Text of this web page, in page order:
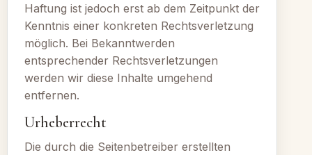
Haftung ist jedoch erst ab dem Zeitpunkt der
Kenntnis einer konkreten Rechtsverletzung
möglich. Bei Bekanntwerden
entsprechender Rechtsverletzungen
werden wir diese Inhalte umgehend
entfernen.
Urheberrecht
Die durch die Seitenbetreiber erstellten